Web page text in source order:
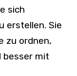
sich
erstellen. Sie
zu ordnen,
besser mit